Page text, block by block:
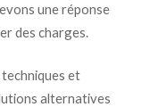
une réponse
des charges.
techniques et
alternatives